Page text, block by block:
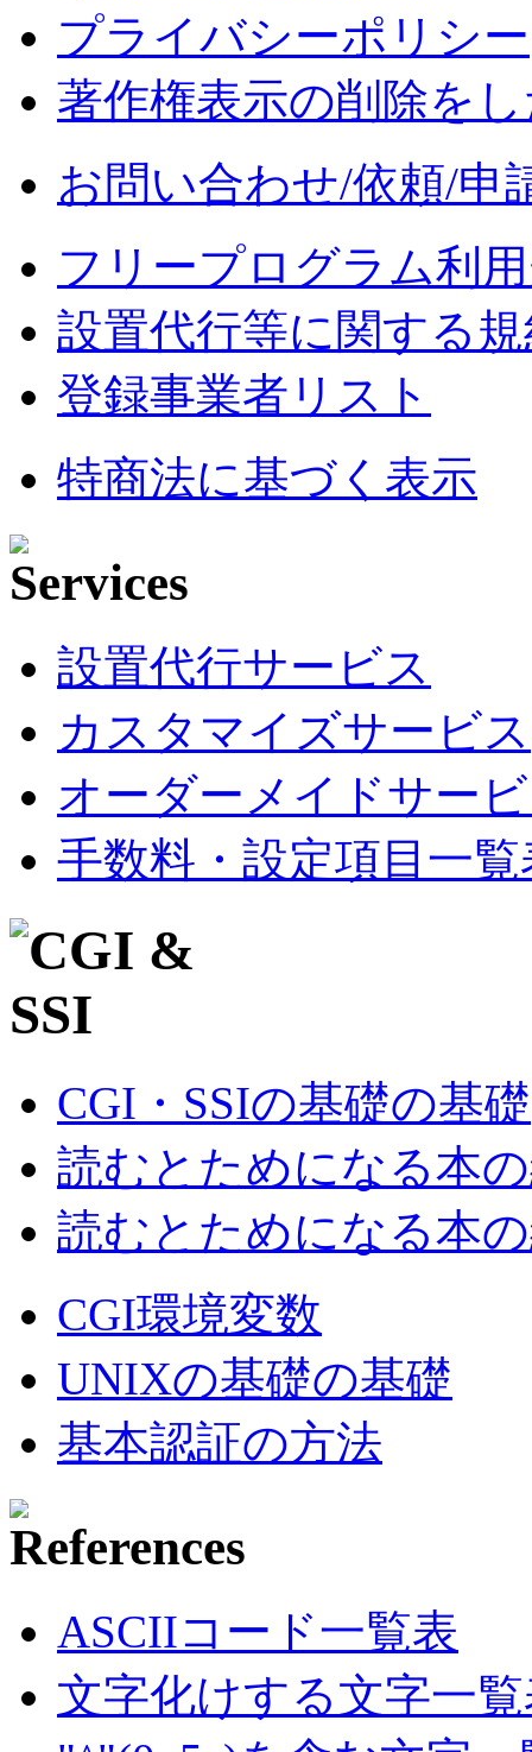
プライバシーポリシー
著作権表示の削除を
お問い合わせ/依頼/申
フリープログラム利
設置代行等に関する
登録事業者リスト
特商法に基づく表示
設置代行サービス
カスタマイズサービス
オーダーメイドサー
手数料・設定項目一覧
CGI・SSIの基礎の基礎
読むとためになる本
読むとためになる本
CGI環境変数
UNIXの基礎の基礎
基本認証の方法
ASCIIコード一覧表
文字化けする文字一